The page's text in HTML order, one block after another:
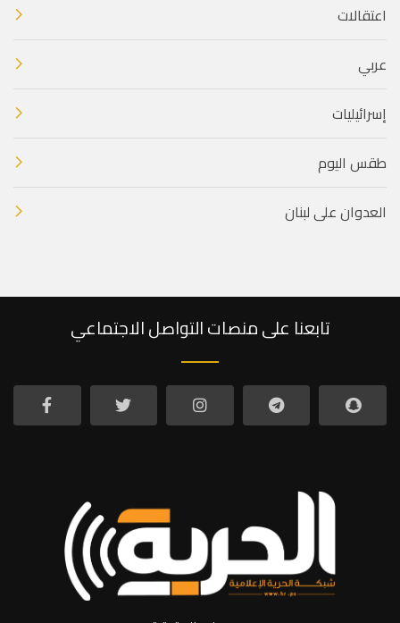
اعتقالات
عربي
إسرائيليات
طقس اليوم
العدوان على لبنان
تابعنا على منصات التواصل الاجتماعي